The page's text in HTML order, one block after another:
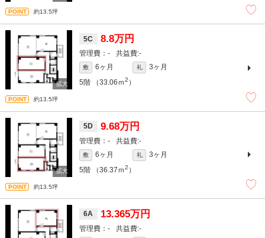
約13.5坪
5C 8.8万円
- -
敷 6ヶ月 礼
3ヶ月
5階
（33.06ｍ2 ）
約13.5坪
5D 9.68万円
- -
敷 6ヶ月 礼
3ヶ月
5階
（36.37ｍ2 ）
約13.5坪
6A 13.365万円
- -